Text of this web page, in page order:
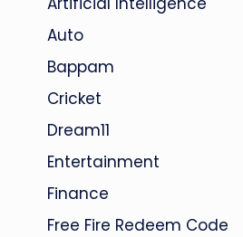
Auto
Bappam
Cricket
Dream11
Entertainment
Finance
Free Fire Redeem Code